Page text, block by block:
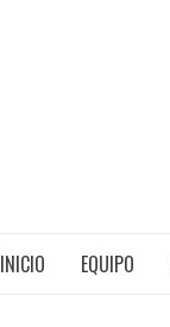
INICIO EQUIPO